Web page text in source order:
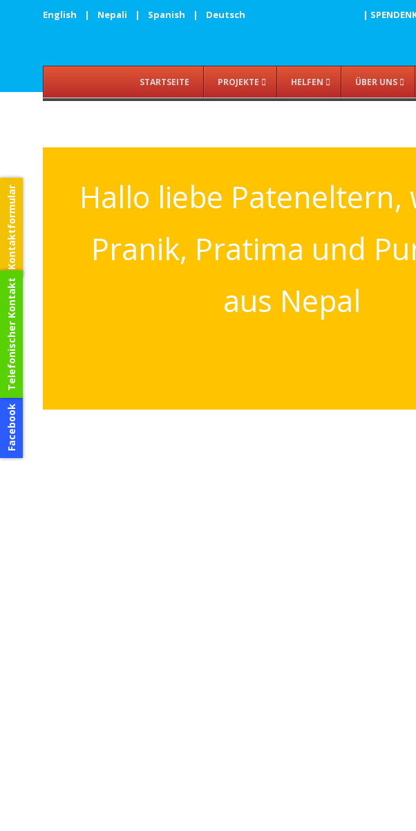
English | Nepali | Spanish | Deutsch |
STARTSEITE PROJEKTE HELFEN ÜBER UNS
Hallo liebe Pateneltern,
Pranik, Pratima und
aus Nepal
Facebook
Kontaktformular
Telefonischer Kontakt